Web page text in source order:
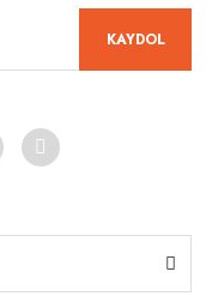
KAYDOL